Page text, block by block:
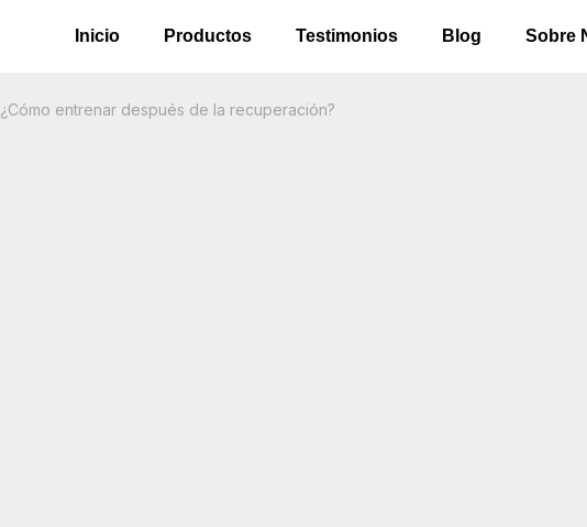
Inicio Productos Testimonios Blog Sobre
¿Cómo entrenar después de la recuperación?